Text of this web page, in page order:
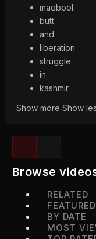
maqbool
butt
and
liberation
struggle
in
kashmir
Show more Show
Browse
RELATED
FEATURED
BY DATE
MOST